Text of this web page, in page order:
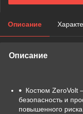
Описание
Описание
Костюм ZeroVolt
безопасность и
повышенного